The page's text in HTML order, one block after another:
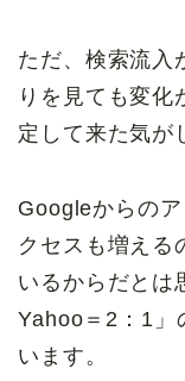
ただ、検索流入
りを見ても変化
定して来た気が
Googleからの
クセスも増える
いるからだとは
Yahoo＝2：1」
います。